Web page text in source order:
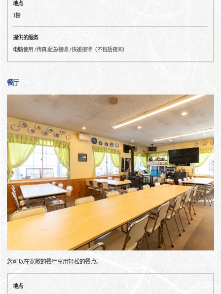
地点
1楼
提供的服务
电脑使用 / 传真发送/接收 / 快递接待（不包括夜间）
餐厅
您可以在宽敞的餐厅享用轻松的餐点。
地点